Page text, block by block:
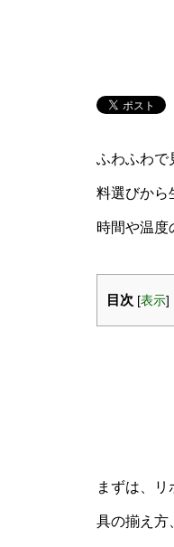
ふわふわで
料選びから
時間や温度
目次 [表示]
まずは、
具の揃え方